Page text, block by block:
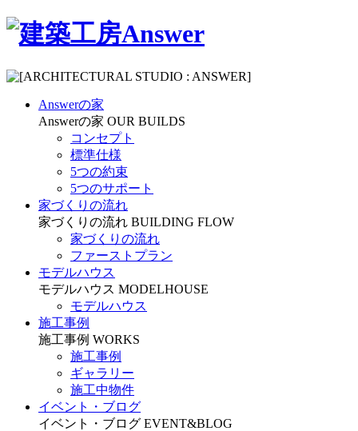
Answerの家
Answerの家 OUR BUILDS
コンセプト
標準仕様
5つの約束
5つのサポート
家づくりの流れ
家づくりの流れ BUILDING FLOW
家づくりの流れ
ファーストプラン
モデルハウス
モデルハウス MODELHOUSE
モデルハウス
施工事例
施工事例 WORKS
施工事例
ギャラリー
施工中物件
イベント・ブログ
イベント・ブログ EVENT&BLOG